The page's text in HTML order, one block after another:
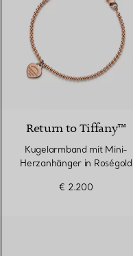
Return to Tiffany™
Kugelarmband mit Mini-
Herzanhänger in Roségold
€ 2.200